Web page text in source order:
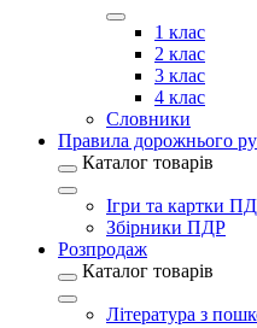
1 клас
2 клас
3 клас
4 клас
Словники
Правила дорожнього
Каталог товарів
Ігри та картки
Збірники ПДР
Розпродаж
Каталог товарів
Література з